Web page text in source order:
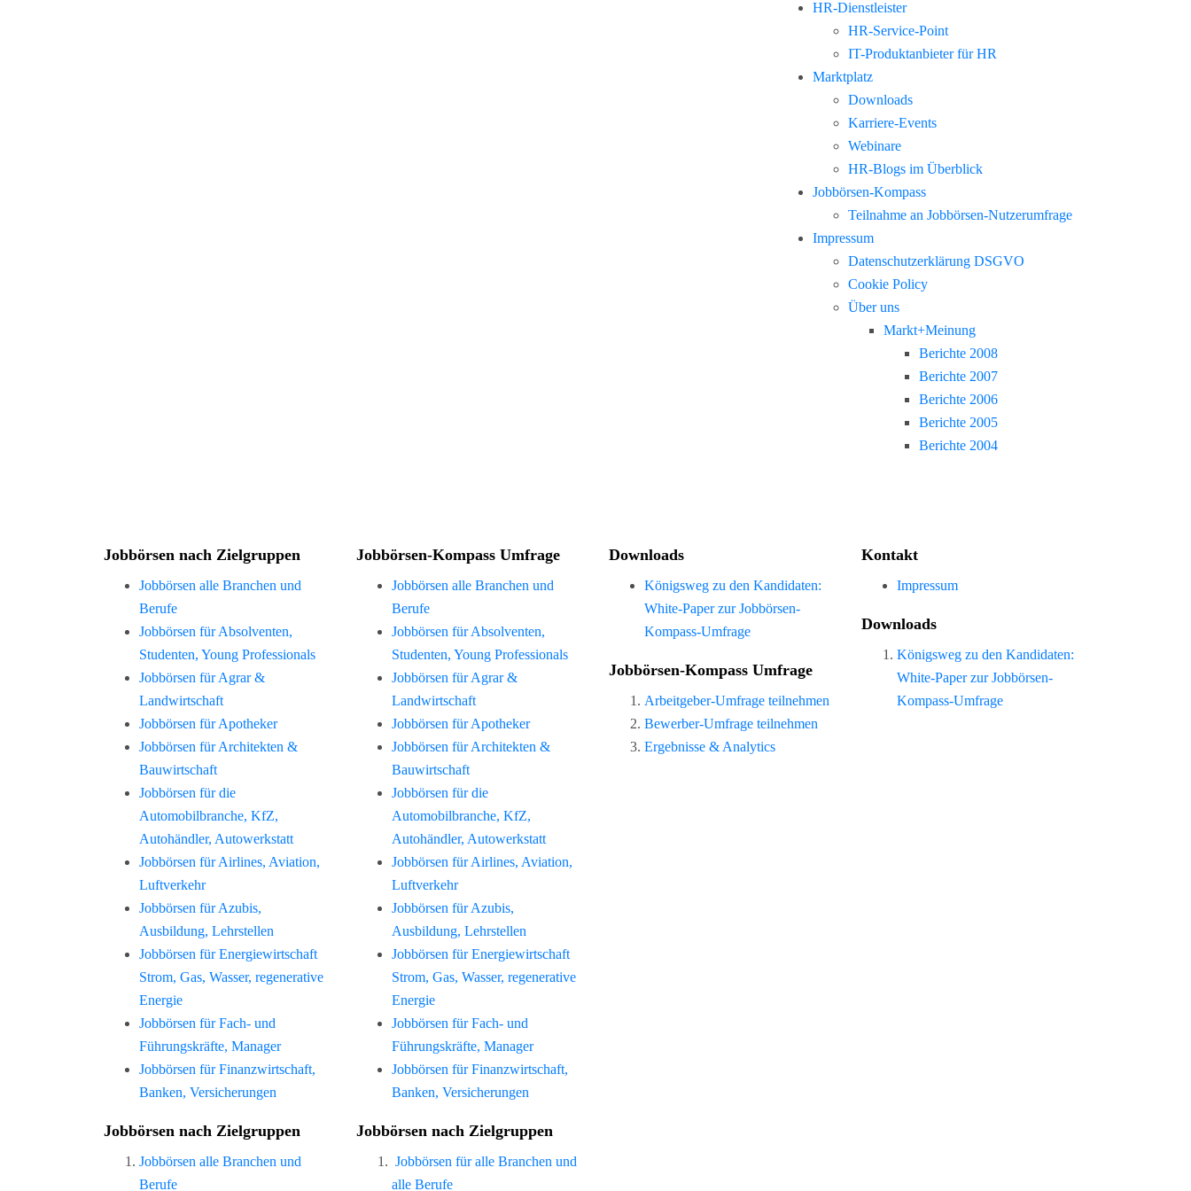
HR-Dienstleister
HR-Service-Point
IT-Produktanbieter für HR
Marktplatz
Downloads
Karriere-Events
Webinare
HR-Blogs im Überblick
Jobbörsen-Kompass
Teilnahme an Jobbörsen-Nutzerumfrage
Impressum
Datenschutzerklärung DSGVO
Cookie Policy
Über uns
Markt+Meinung
Berichte 2008
Berichte 2007
Berichte 2006
Berichte 2005
Berichte 2004
Jobbörsen nach Zielgruppen
Jobbörsen alle Branchen und
Berufe
Jobbörsen für Absolventen,
Studenten, Young Professionals
Jobbörsen für Agrar &
Landwirtschaft
Jobbörsen für Apotheker
Jobbörsen für Architekten &
Bauwirtschaft
Jobbörsen für die
Automobilbranche, KfZ,
Autohändler, Autowerkstatt
Jobbörsen für Airlines, Aviation,
Luftverkehr
Jobbörsen für Azubis,
Ausbildung, Lehrstellen
Jobbörsen für Energiewirtschaft
Strom, Gas, Wasser, regenerative
Energie
Jobbörsen für Fach- und
Führungskräfte, Manager
Jobbörsen für Finanzwirtschaft,
Banken, Versicherungen
Jobbörsen nach Zielgruppen
Jobbörsen alle Branchen und
Berufe
Jobbörsen-Kompass Umfrage
Jobbörsen alle Branchen und
Berufe
Jobbörsen für Absolventen,
Studenten, Young Professionals
Jobbörsen für Agrar &
Landwirtschaft
Jobbörsen für Apotheker
Jobbörsen für Architekten &
Bauwirtschaft
Jobbörsen für die
Automobilbranche, KfZ,
Autohändler, Autowerkstatt
Jobbörsen für Airlines, Aviation,
Luftverkehr
Jobbörsen für Azubis,
Ausbildung, Lehrstellen
Jobbörsen für Energiewirtschaft
Strom, Gas, Wasser, regenerative
Energie
Jobbörsen für Fach- und
Führungskräfte, Manager
Jobbörsen für Finanzwirtschaft,
Banken, Versicherungen
Jobbörsen nach Zielgruppen
Jobbörsen für alle Branchen und
alle Berufe
Downloads
Königsweg zu den Kandidaten:
White-Paper zur Jobbörsen-
Kompass-Umfrage
Jobbörsen-Kompass Umfrage
Arbeitgeber-Umfrage teilnehmen
Bewerber-Umfrage teilnehmen
Ergebnisse & Analytics
Kontakt
Impressum
Downloads
Königsweg zu den Kandidaten:
White-Paper zur Jobbörsen-
Kompass-Umfrage